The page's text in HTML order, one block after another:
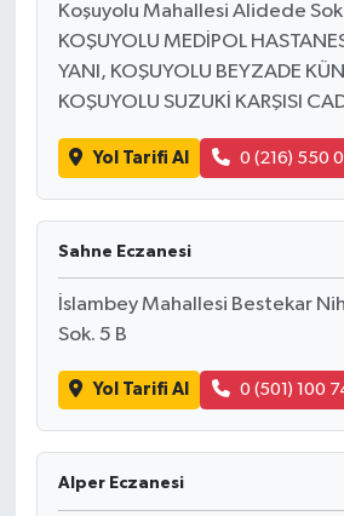
Koşuyolu Mahallesi Alidede
KOŞUYOLU MEDİPOL
YANI, KOŞUYOLU BEYZADE
KOŞUYOLU SUZUKİ KARŞISI
Yol Tarifi Al 0 (216) 550
Sahne Eczanesi
İslambey Mahallesi Bestekar
Sok. 5 B
Yol Tarifi Al 0 (501) 100
Alper Eczanesi